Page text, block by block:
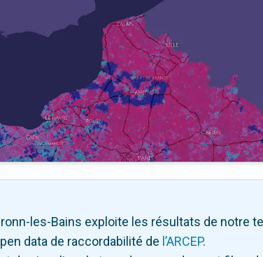
les-Bains exploite les résultats de notre
data de raccordabilité de l’ARCEP.